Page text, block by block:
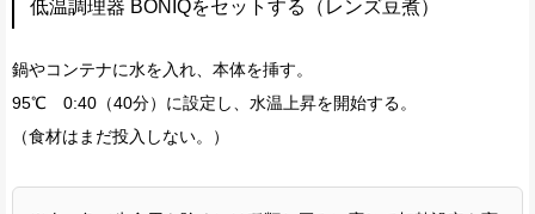
低温調理器 BONIQをセットする（レンズ豆煮）
鍋やコンテナに水を入れ、本体を挿す。
95℃ 0:40（40分）に設定し、水温上昇を開始する。
（食材はまだ投入しない。）